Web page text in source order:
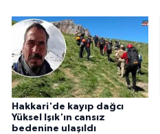
Hakkari'de kayıp dağcı
Yüksel Işık'ın cansız
bedenine ulaşıldı